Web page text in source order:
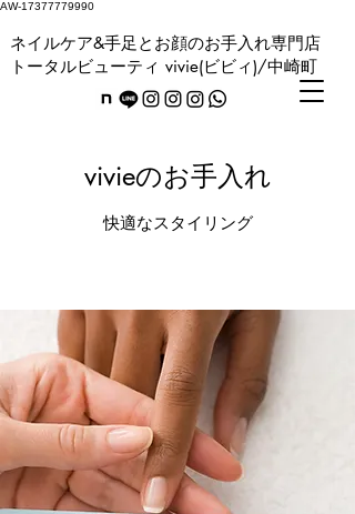
AW-17377779990
ネイルケア&手足とお顔のお手入れ専門店
トータルビューティ vivie(ビビィ)/中崎町
vivieのお手入れ
快適なスタイリング